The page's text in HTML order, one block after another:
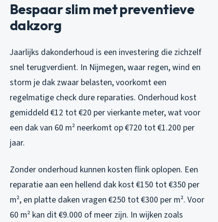
Bespaar slim met preventieve
dakzorg
Jaarlijks dakonderhoud is een investering die zichzelf
snel terugverdient. In Nijmegen, waar regen, wind en
storm je dak zwaar belasten, voorkomt een
regelmatige check dure reparaties. Onderhoud kost
gemiddeld €12 tot €20 per vierkante meter, wat voor
een dak van 60 m² neerkomt op €720 tot €1.200 per
jaar.
Zonder onderhoud kunnen kosten flink oplopen. Een
reparatie aan een hellend dak kost €150 tot €350 per
m², en platte daken vragen €250 tot €300 per m². Voor
60 m² kan dit €9.000 of meer zijn. In wijken zoals